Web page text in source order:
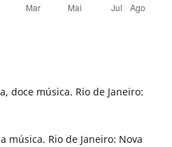
doce música. Rio de Janeiro:
música. Rio de Janeiro: Nova